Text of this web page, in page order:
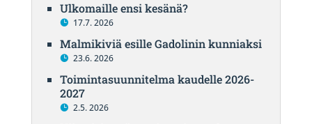
Ulkomaille ensi kesänä?
17.7. 2026
Malmikiviä esille Gadolinin kunniaksi
23.6. 2026
Toimintasuunnitelma kaudelle 2026-
2027
2.5. 2026